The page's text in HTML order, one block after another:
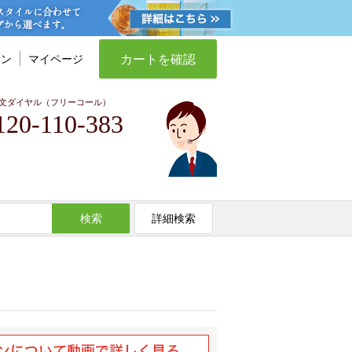
マイページ カートを確認
ダイヤル（フリーコール）
110-383
検索 詳細検索